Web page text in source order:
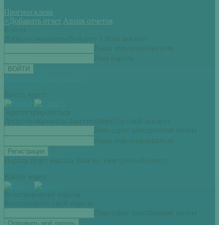
Прогноз клева
+ Добавить отчет Архив отчетов
Войти
Добро пожаловать! Войдите в Ваш аккаунт
Ваше имя пользователя
Ваш пароль
Войти через:
Зарегистрироваться
Добро пожаловать! Зарегистрируйте свой аккаунт
Ваш адрес электронной почты
Ваше имя пользователя
Пароль будет выслан Вам по электронной почте.
Войти через:
Всоатновление пароля
Восстановите свой пароль
Ваш адрес электронной почты